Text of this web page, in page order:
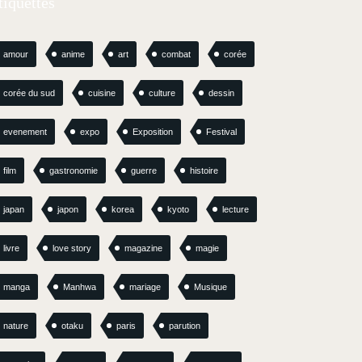
amour anime art combat corée
corée du sud cuisine culture dessin
evenement expo Exposition Festival
film gastronomie guerre histoire
japan japon korea kyoto lecture
livre love story magazine magie
manga Manhwa mariage Musique
nature otaku paris parution